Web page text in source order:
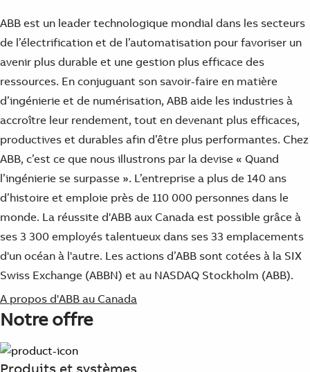
Products
See more products
Shopping list preview
0
ABB est un leader technologique mondial dans les secteurs
de l’électrification et de l’automatisation pour favoriser un
avenir plus durable et une gestion plus efficace des
ressources. En conjuguant son savoir-faire en matière
d’ingénierie et de numérisation, ABB aide les industries à
accroître leur rendement, tout en devenant plus efficaces,
productives et durables afin d’être plus performantes. Chez
ABB, c’est ce que nous illustrons par la devise « Quand
l’ingénierie se surpasse ». L’entreprise a plus de 140 ans
d’histoire et emploie près de 110 000 personnes dans le
monde. La réussite d'ABB aux Canada est possible grâce à
ses 3 300 employés talentueux dans ses 33 emplacements
d'un océan à l'autre. Les actions d’ABB sont cotées à la SIX
Swiss Exchange (ABBN) et au NASDAQ Stockholm (ABB).
A propos d'ABB au Canada
Notre offre
Produits et systèmes